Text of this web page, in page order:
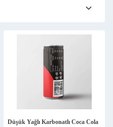
Düşük Yağlı Karbonatlı Coca Cola